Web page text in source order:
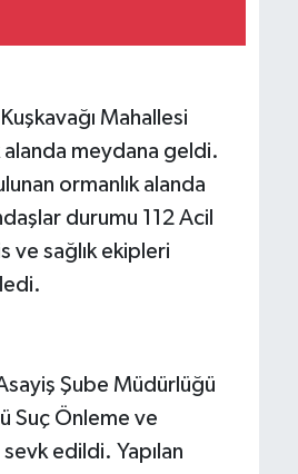
Mahallesi
alanda meydana geldi.
ormanlık alanda
durumu 112 Acil
ve sağlık ekipleri
Şube Müdürlüğü
Suç Önleme ve
edildi. Yapılan